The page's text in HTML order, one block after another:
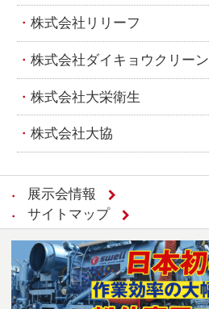
株式会社リリーフ
株式会社ダイキョウクリーン
株式会社大栄衛生
株式会社大協
展示会情報
サイトマップ